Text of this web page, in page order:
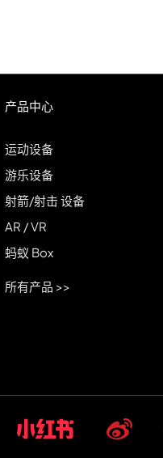
产品中心
运动设备
游乐设备
射箭/射击 设备
AR / VR
蚂蚁 Box
所有产品 >>